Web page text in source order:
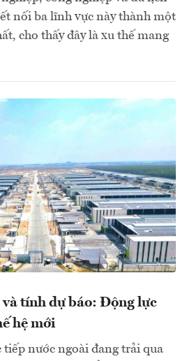
nối ba lĩnh vực này thành một
cho thấy đây là xu thế mang
tính dự báo: Động lực
hệ mới
nước ngoài đang trải qua